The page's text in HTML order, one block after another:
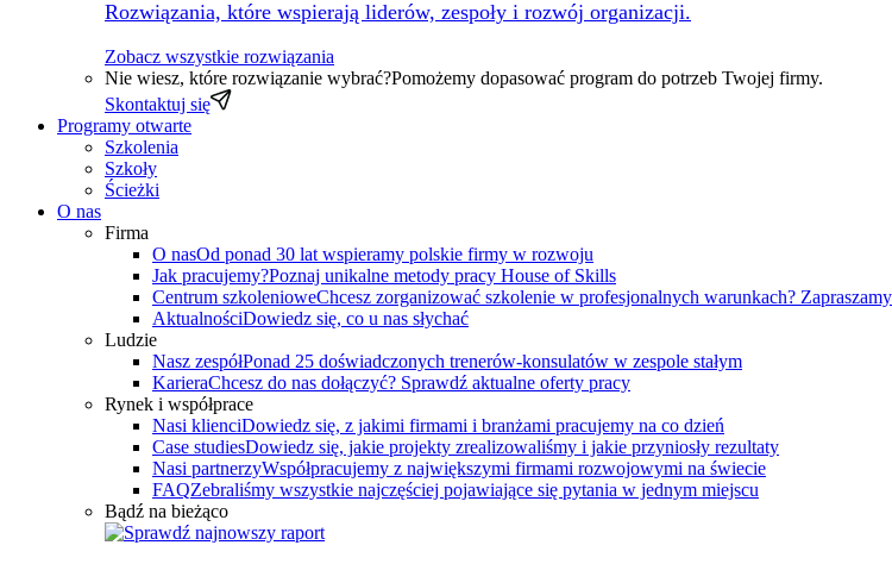
Rozwiązania, które wspierają liderów, zespoły i rozwój organizacji.
Zobacz wszystkie rozwiązania
Nie wiesz, które rozwiązanie wybrać?Pomożemy dopasować program do potrzeb Twojej firmy.
Skontaktuj się
Programy otwarte
Szkolenia
Szkoły
Ścieżki
O nas
Firma
O nasOd ponad 30 lat wspieramy polskie firmy w rozwoju
Jak pracujemy?Poznaj unikalne metody pracy House of Skills
Centrum szkolenioweChcesz zorganizować szkolenie w profesjonalnych warunkach?
AktualnościDowiedz się, co u nas słychać
Ludzie
Nasz zespółPonad 25 doświadczonych trenerów-konsulatów w zespole stałym
KarieraChcesz do nas dołączyć? Sprawdź aktualne oferty pracy
Rynek i współprace
Nasi klienciDowiedz się, z jakimi firmami i branżami pracujemy na co dzień
Case studiesDowiedz się, jakie projekty zrealizowaliśmy i jakie przyniosły rezultaty
Nasi partnerzyWspółpracujemy z największymi firmami rozwojowymi na świecie
FAQZebraliśmy wszystkie najczęściej pojawiające się pytania w jednym miejscu
Bądź na bieżąco